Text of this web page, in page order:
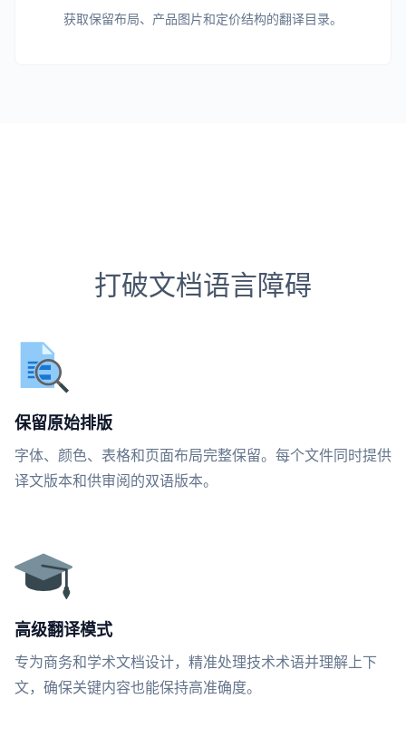
获取保留布局、产品图片和定价结构的翻译目录。
打破文档语言障碍
保留原始排版
字体、颜色、表格和页面布局完整保留。每个文件同时提供
译文版本和供审阅的双语版本。
高级翻译模式
专为商务和学术文档设计，精准处理技术术语并理解上下
文，确保关键内容也能保持高准确度。